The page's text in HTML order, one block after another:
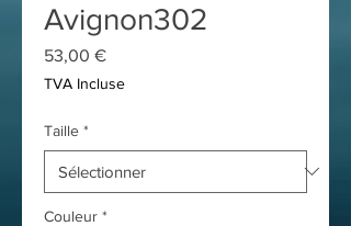
Avignon302
53,00 €Prix
TVA Incluse
Taille *
Couleur *